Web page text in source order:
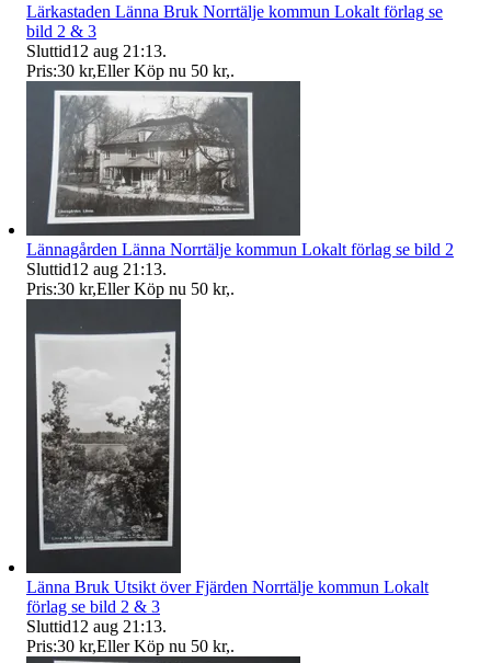
Lärkastaden Länna Bruk Norrtälje kommun Lokalt förlag se
bild 2 & 3
Sluttid12 aug 21:13.
Pris:30 kr,Eller Köp nu 50 kr,.
Lännagården Länna Norrtälje kommun Lokalt förlag se bild 2
Sluttid12 aug 21:13.
Pris:30 kr,Eller Köp nu 50 kr,.
Länna Bruk Utsikt över Fjärden Norrtälje kommun Lokalt
förlag se bild 2 & 3
Sluttid12 aug 21:13.
Pris:30 kr,Eller Köp nu 50 kr,.